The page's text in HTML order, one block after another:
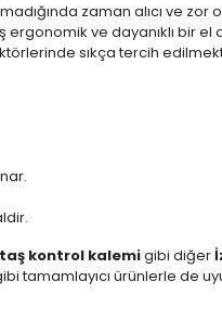
zaman alıcı ve zor
ve dayanıklı bir el
sıkça tercih
kontrol kalemigibi diğer
tamamlayıcı ürünlerle de